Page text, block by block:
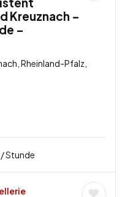
Kreuznach –
–
Rheinland-Pfalz,
/ Stunde